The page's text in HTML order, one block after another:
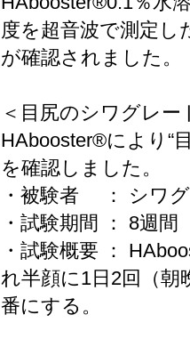
度を超音波で測定し
が確認されました。
＜目尻のシワグレ
HAbooster®により“
を確認しました。
・被験者 ： シワグ
・試験期間 ： 8週
・試験概要 ：
れ半顔に1日2回（朝
番にする。